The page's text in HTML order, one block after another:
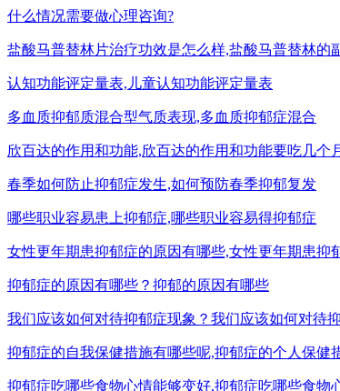
什么情况需要做心理咨询?
盐酸马普替林片治疗功效是怎么样,盐酸马普替林的
认知功能评定量表,儿童认知功能评定量表
多血质抑郁质混合型气质表现,多血质抑郁症混合
欣百达的作用和功能,欣百达的作用和功能要吃几个
春季如何防止抑郁症发生,如何预防春季抑郁复发
哪些职业容易患上抑郁症,哪些职业容易得抑郁症
女性更年期患抑郁症的原因有哪些,女性更年期患抑
抑郁症的原因有哪些？抑郁的原因有哪些
我们应该如何对待抑郁症现象？我们应该如何对待
抑郁症的自我保健措施有哪些呢,抑郁症的个人保健
抑郁症吃哪些食物心情能够变好,抑郁症吃哪些食物